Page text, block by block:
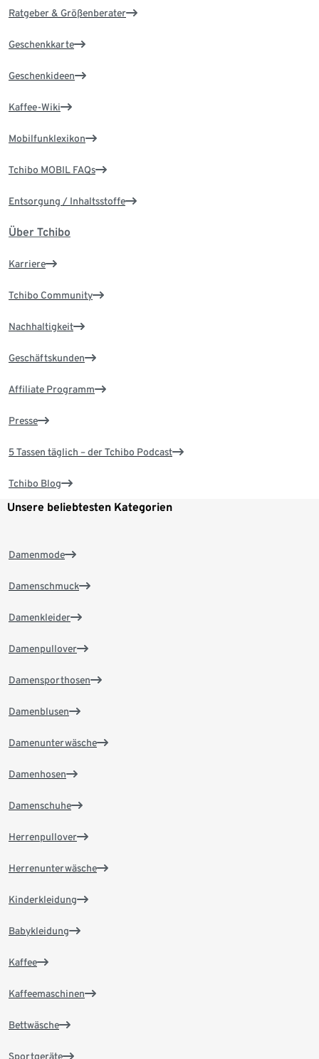
Ratgeber & Größenberater
Geschenkkarte
Geschenkideen
Kaffee-Wiki
Mobilfunklexikon
Tchibo MOBIL FAQs
Entsorgung / Inhaltsstoffe
Über Tchibo
Karriere
Tchibo Community
Nachhaltigkeit
Geschäftskunden
Affiliate Programm
Presse
5 Tassen täglich – der Tchibo Podcast
Tchibo Blog
Unsere beliebtesten Kategorien
Damenmode
Damenschmuck
Damenkleider
Damenpullover
Damensporthosen
Damenblusen
Damenunterwäsche
Damenhosen
Damenschuhe
Herrenpullover
Herrenunterwäsche
Kinderkleidung
Babykleidung
Kaffee
Kaffeemaschinen
Bettwäsche
Sportgeräte